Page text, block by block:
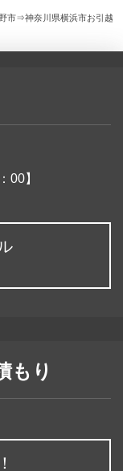
野市⇒神奈川県横浜市お引越
00】
もり